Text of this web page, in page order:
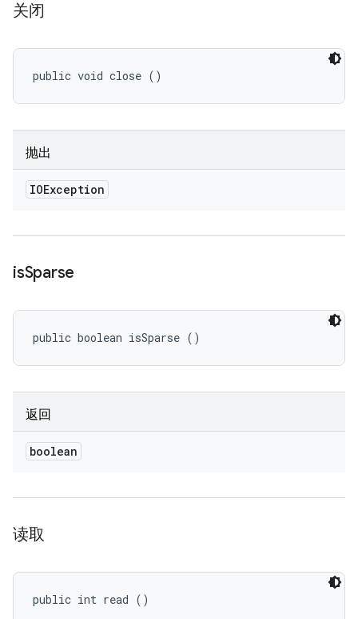
关闭
public void close ()
抛出
IOException
isSparse
public boolean isSparse ()
返回
boolean
读取
public int read ()